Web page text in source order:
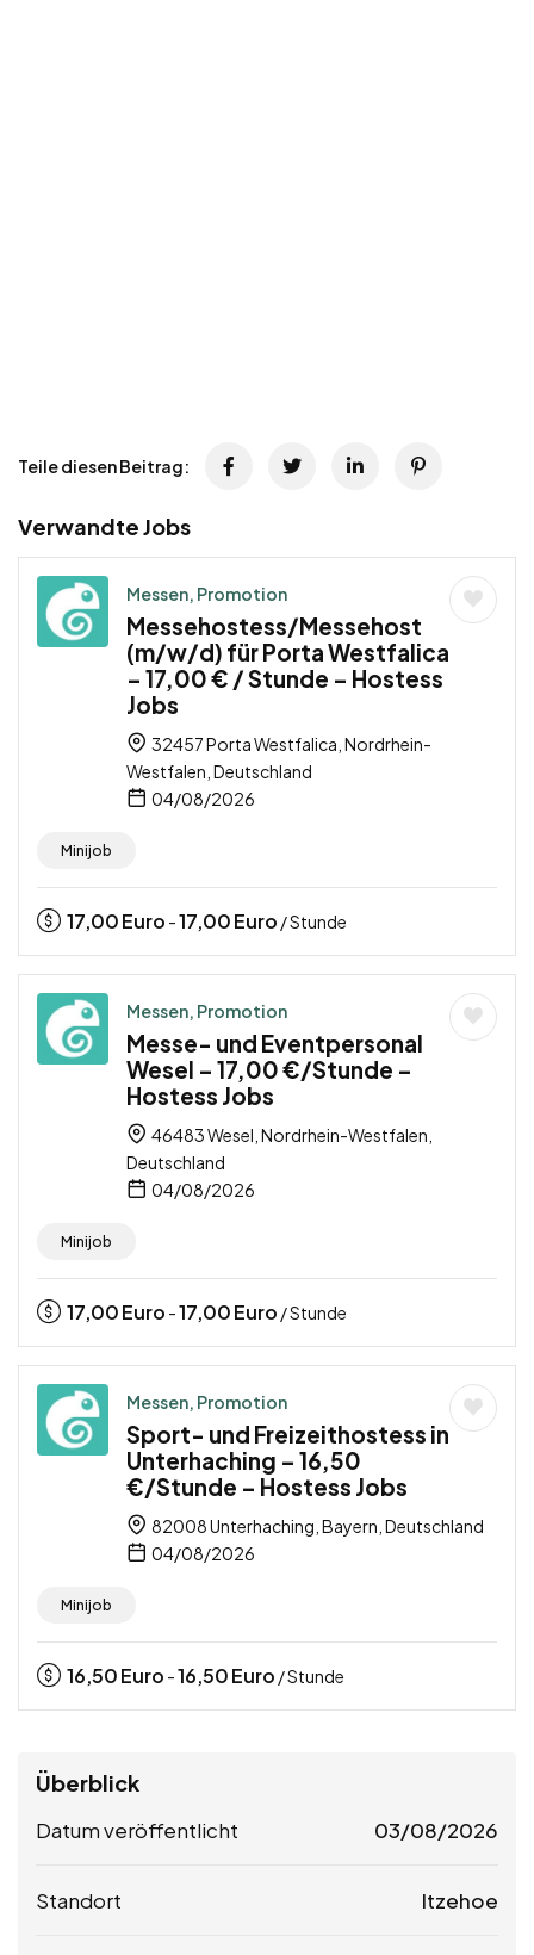
Teile diesen Beitrag:
Verwandte Jobs
Messen, Promotion
Messehostess/Messehost
(m/w/d) für Porta Westfalica
– 17,00 € / Stunde – Hostess
Jobs
32457 Porta Westfalica, Nordrhein-
Westfalen, Deutschland
04/08/2026
Minijob
17,00Euro -17,00Euro / Stunde
Messen, Promotion
Messe- und Eventpersonal
Wesel – 17,00 €/Stunde –
Hostess Jobs
46483 Wesel, Nordrhein-Westfalen,
Deutschland
04/08/2026
Minijob
17,00Euro -17,00Euro / Stunde
Messen, Promotion
Sport- und Freizeithostess in
Unterhaching – 16,50
€/Stunde – Hostess Jobs
82008 Unterhaching, Bayern, Deutschland
04/08/2026
Minijob
16,50Euro -16,50Euro / Stunde
Überblick
Datum veröffentlicht 03/08/2026
Standort Itzehoe